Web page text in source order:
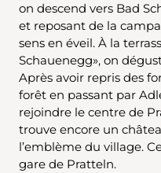
on descend vers Bad
et reposant de la
sens en éveil. À la
Schauenegg», on
Après avoir repris des
forêt en passant par
rejoindre le centre de
trouve encore un
l’emblème du village.
gare de Pratteln.